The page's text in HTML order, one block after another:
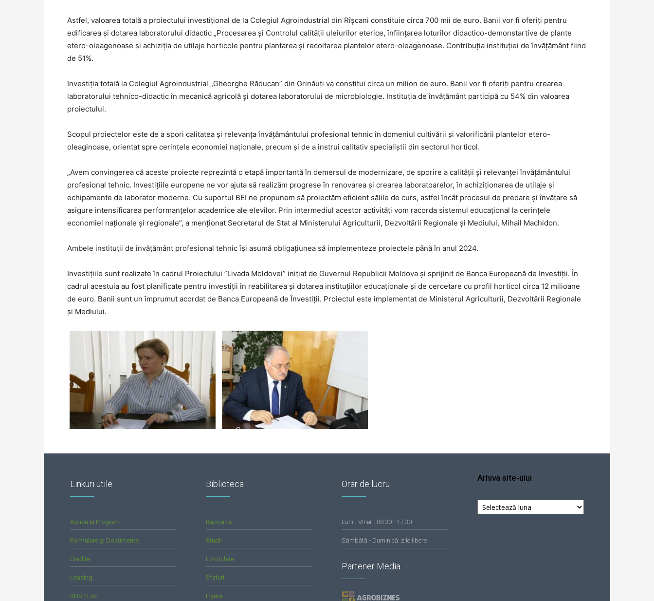
Astfel, valoarea totală a proiectului investițional de la Colegiul Agroindustrial din Rîșcani constituie circa 700 mii de euro. Banii vor fi oferiți pentru
edificarea și dotarea laboratorului didactic „Procesarea și Controlul calității uleiurilor eterice, înființarea loturilor didactico-demonstartive de plante
etero-oleagenoase și achiziția de utilaje horticole pentru plantarea și recoltarea plantelor etero-oleagenoase. Contribuția instituției de învățământ fiind
de 51%.
Investiția totală la Colegiul Agroindustrial „Gheorghe Răducan” din Grinăuți va constitui circa un milion de euro. Banii vor fi oferiți pentru crearea
laboratorului tehnico-didactic în mecanică agricolă și dotarea laboratorului de microbiologie. Instituția de învățământ participă cu 54% din valoarea
proiectului.
Scopul proiectelor este de a spori calitatea și relevanța învățământului profesional tehnic în domeniul cultivării și valorificării plantelor etero-
oleaginoase, orientat spre cerințele economiei naționale, precum și de a instrui calitativ specialiștii din sectorul horticol.
„Avem convingerea că aceste proiecte reprezintă o etapă importantă în demersul de modernizare, de sporire a calității și relevanței învățământului
profesional tehnic. Investițiile europene ne vor ajuta să realizăm progrese în renovarea și crearea laboratoarelor, în achiziționarea de utilaje și
echipamente de laborator moderne. Cu suportul BEI ne propunem să proiectăm eficient sălile de curs, astfel încât procesul de predare și învățare să
asigure intensificarea performanțelor academice ale elevilor. Prin intermediul acestor activități vom racorda sistemul educațional la cerințele
economiei naționale și regionale”, a menționat Secretarul de Stat al Ministerului Agriculturii, Dezvoltării Regionale și Mediului, Mihail Machidon.
Ambele instituții de învățământ profesional tehnic își asumă obligațiunea să implementeze proiectele până în anul 2024.
Investițiile sunt realizate în cadrul Proiectului ”Livada Moldovei” inițiat de Guvernul Republicii Moldova și sprijinit de Banca Europeană de Investiții. În
cadrul acestuia au fost planificate pentru investiții în reabilitarea și dotarea instituțiilor educaționale și de cercetare cu profil horticol circa 12 milioane
de euro. Banii sunt un împrumut acordat de Banca Europeană de Învestiții. Proiectul este implementat de Ministerul Agriculturii, Dezvoltării Regionale
și Mediului.
Linkuri utile
Aplică la Program
Formulare și Documente
Credite
Leasing
BDSP List
Biblioteca
Rapoarte
Studii
Formulare
Sfaturi
Flyere
Orar de lucru
Luni - VIneri: 08:30 - 17:30
Sâmbătă - Duminică: zile libere
Partener Media
Arhiva site-ului
Arhiva
site-